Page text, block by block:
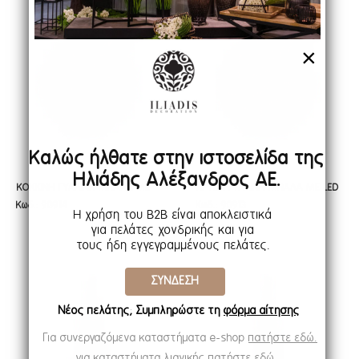
ΚΟΚΚΙΝΗ ΓΥΑΛΙΝΗ ΜΠΑΛΑ ΜΕ
LED ΦΩΣ Φ18ΕΚ ΜΠΑΤΑΡΙΑΣ
ΠΕΡΙΣΤΡΕΦΟΜΕΝΗ
ΚΟΚΚΙΝΗ ΓΥΑΛΙΝΗ ΜΠΑΛΑ ΜΕ
LED ΦΩΣ Φ18ΕΚ ΜΠΑΤΑΡΙΑΣ
ΠΕΡΙΣΤΡΕΦΟΜΕΝΗ
Κωδ.: 90914
ΧΡΥΣΗ ΓΥΑΛΙΝΗ ΜΠΑΛΑ ΜΕ LED
ΦΩΣ Φ18ΕΚ ΜΠΑΤΑΡΙΑΣ
ΠΕΡΙΣΤΡΕΦΟΜΕΝΗ
ΧΡΥΣΗ ΓΥΑΛΙΝΗ ΜΠΑΛΑ ΜΕ LED
ΦΩΣ Φ18ΕΚ ΜΠΑΤΑΡΙΑΣ
ΠΕΡΙΣΤΡΕΦΟΜΕΝΗ
ΣΥΝΔΕΣΗ
Καλώς ήλθατε στην ιστοσελίδα της
Ηλιάδης Αλέξανδρος ΑΕ.
Για συνεργαζόμενα καταστήματα e-shop πατήστε εδώ.
Η χρήση του B2B είναι αποκλειστικά
για πελάτες χονδρικής και για
τους ήδη εγγεγραμμένους πελάτες.
Νέος πελάτης; Συμπληρώστε τη φόρμα αίτησης
×